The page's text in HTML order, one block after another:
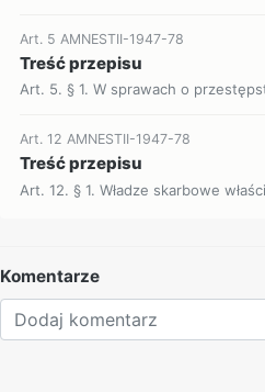
Art. 5 AMNESTII-1947-78
Treść przepisu
Art. 5. § 1. W sprawach o
Art. 12 AMNESTII-1947-78
Treść przepisu
Art. 12. § 1. Władze skarbowe
Komentarze